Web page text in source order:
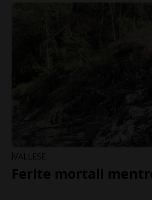
VALLESE
Ferite mortali